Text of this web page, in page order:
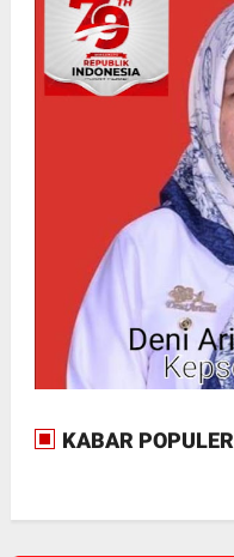
KABAR POPULER